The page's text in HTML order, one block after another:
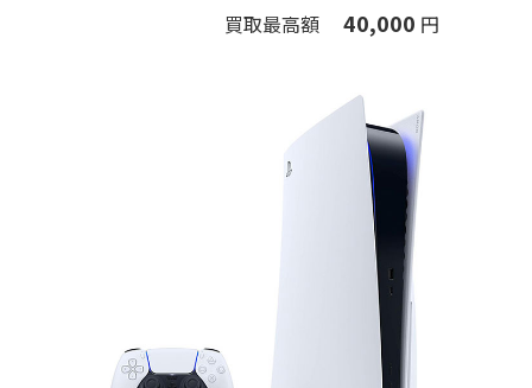
買取最高額 40,000 円